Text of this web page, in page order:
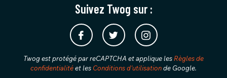
Suivez Twog sur :
Twog est protégé par reCAPTCHA et applique les Règles de
confidentialitéet les Conditions d'utilisationde Google.